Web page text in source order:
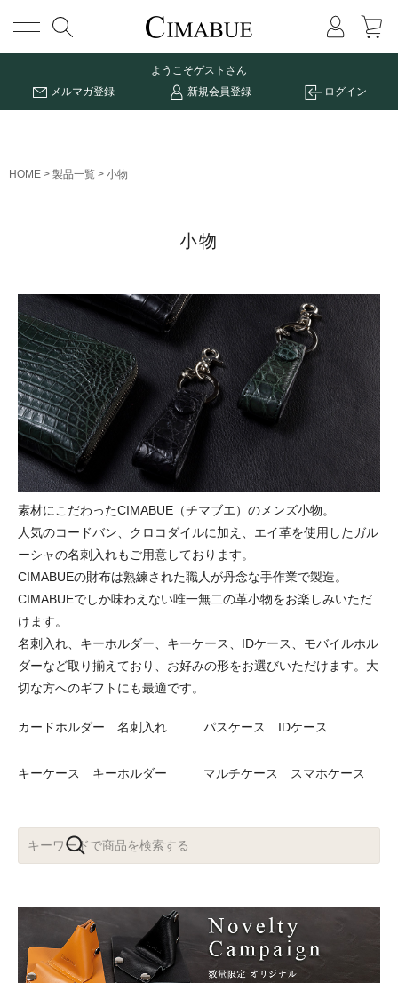
メニュー
ようこそゲストさん
メルマガ登録
新規会員登録 ログイン
HOME 製品一覧 小物
小物
素材にこだわったCIMABUE（チマブエ）のメンズ小物。
人気のコードバン、クロコダイルに加え、エイ革を使用したガル
ーシャの名刺入れもご用意しております。
CIMABUEの財布は熟練された職人が丹念な手作業で製造。
CIMABUEでしか味わえない唯一無二の革小物をお楽しみいただ
けます。
名刺入れ、キーホルダー、キーケース、IDケース、モバイルホル
ダーなど取り揃えており、お好みの形をお選びいただけます。大
切な方へのギフトにも最適です。
カードホルダー 名刺入れ パスケース IDケース
キーケース キーホルダー マルチケース スマホケース